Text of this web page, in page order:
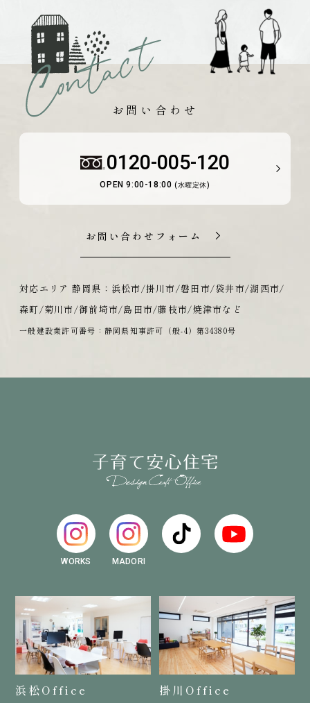
お問い合わせ
0120-005-120
OPEN 9:00-18:00 (水曜定休)
お問い合わせフォーム
対応エリア 静岡県：浜松市/掛川市/磐田市/袋井市/湖西市/
森町/菊川市/御前埼市/島田市/藤枝市/焼津市など
一般建設業許可番号：静岡県知事許可（般-4）第34380号
WORKS MADORI
浜松Office 掛川Office